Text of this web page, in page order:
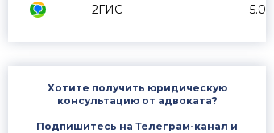
2ГИС 5.0
Хотите получить юридическую
консультацию от адвоката?
Подпишитесь на Телеграм-канал и